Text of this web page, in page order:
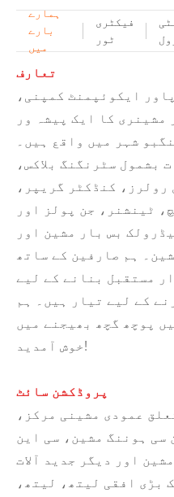
ہمارے
بارے
میں
فیکٹری
ٹور
تعارف
ایکوئپمنٹ کمپنی،
مشینری کا ایک پیشہ ور
شہر میں واقع ہیں۔
بشمول سٹرنگنگ بلاکس،
رولرز، کنڈکٹر گریپر،
ٹینشنر، جن پولز اور
بس بار مشین اور
ہم صارفین کے ساتھ
مستقبل بنانے کے لیے
کے لیے تیار ہیں۔ ہم
پوچھ گچھ بھیجنے میں
خوش آمدید!
عمودی مشینی مرکز،
سی ہوننگ مشین، سی این
اور دیگر جدید آلات
بڑی افقی لیتھ، لیتھ،